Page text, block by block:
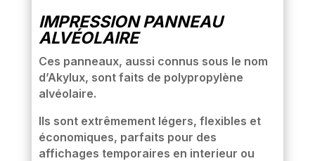
IMPRESSION PANNEAU
ALVÉOLAIRE
Ces panneaux, aussi connus sous le nom
d’Akylux, sont faits de polypropylène
alvéolaire.
Ils sont extrêmement légers, flexibles et
économiques, parfaits pour des
affichages temporaires en interieur ou